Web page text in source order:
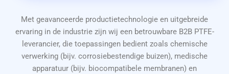
Met geavanceerde productietechnologie en uitgebreide
ervaring in de industrie zijn wij een betrouwbare B2B PTFE-
leverancier, die toepassingen bedient zoals chemische
verwerking (bijv. corrosiebestendige buizen), medische
apparatuur (bijv. biocompatibele membranen) en